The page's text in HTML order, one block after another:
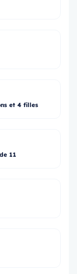
et 4 filles
11